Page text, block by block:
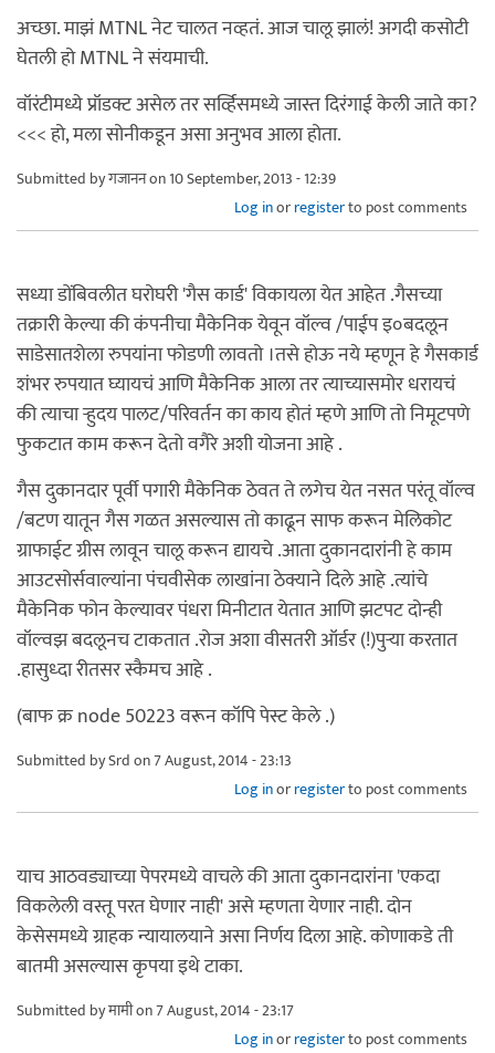
अच्छा. माझं MTNL नेट चालत नव्हतं. आज चालू झालं! अगदी कसोटी
घेतली हो MTNL ने संयमाची.
वॉरंटीमध्ये प्रॉडक्ट असेल तर सर्व्हिसमध्ये जास्त दिरंगाई केली जाते का?
<<< हो, मला सोनीकडून असा अनुभव आला होता.
Submitted byगजाननon 10 September, 2013 - 12:39
Log inorregisterto post comments
सध्या डोंबिवलीत घरोघरी 'गैस कार्ड' विकायला येत आहेत .गैसच्या
तक्रारी केल्या की कंपनीचा मैकेनिक येवून वॉल्व /पाईप इ०बदलून
साडेसातशेला रुपयांना फोडणी लावतो ।तसे होऊ नये म्हणून हे गैसकार्ड
शंभर रुपयात घ्यायचं आणि मैकेनिक आला तर त्याच्यासमोर धरायचं
की त्याचा ऱ्हुदय पालट/परिवर्तन का काय होतं म्हणे आणि तो निमूटपणे
फुकटात काम करून देतो वगैरे अशी योजना आहे .
गैस दुकानदार पूर्वी पगारी मैकेनिक ठेवत ते लगेच येत नसत परंतू वॉल्व
/बटण यातून गैस गळत असल्यास तो काढून साफ करून मेलिकोट
ग्राफाईट ग्रीस लावून चालू करून द्यायचे .आता दुकानदारांनी हे काम
आउटसोर्सवाल्यांना पंचवीसेक लाखांना ठेक्याने दिले आहे .त्यांचे
मैकेनिक फोन केल्यावर पंधरा मिनीटात येतात आणि झटपट दोन्ही
वॉल्वझ बदलूनच टाकतात .रोज अशा वीसतरी ऑर्डर (!)पुऱ्या करतात
.हासुध्दा रीतसर स्कैमच आहे .
(बाफ क्र node 50223 वरून कॉपि पेस्ट केले .)
Submitted bySrdon 7 August, 2014 - 23:13
Log inorregisterto post comments
याच आठवड्याच्या पेपरमध्ये वाचले की आता दुकानदारांना 'एकदा
विकलेली वस्तू परत घेणार नाही' असे म्हणता येणार नाही. दोन
केसेसमध्ये ग्राहक न्यायालयाने असा निर्णय दिला आहे. कोणाकडे ती
बातमी असल्यास कृपया इथे टाका.
Submitted byमामीon 7 August, 2014 - 23:17
Log inorregisterto post comments